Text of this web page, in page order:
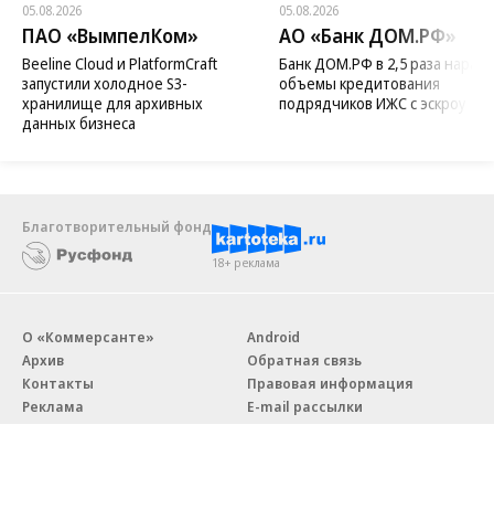
05.08.2026
ПАО «ВымпелКом»
Beeline Cloud и PlatformCraft
запустили холодное S3-
хранилище для архивных
данных бизнеса
05.08.2026
АО «Банк ДОМ.РФ»
Банк ДОМ.РФ в 2,5 раза
объемы кредитования
подрядчиков ИЖС с эскроу
Благотворительный фонд
18+ реклама
О «Коммерсанте»
Архив
Контакты
Реклама
Android
Обратная связь
Правовая информация
E-mail рассылки